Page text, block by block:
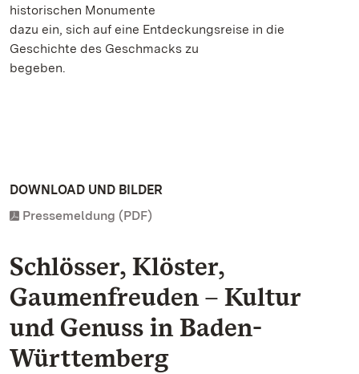
historischen Monumente
dazu ein, sich auf eine Entdeckungsreise in die
Geschichte des Geschmacks zu
begeben.
DOWNLOAD UND BILDER
Pressemeldung (PDF)
Schlösser, Klöster,
Gaumenfreuden – Kultur
und Genuss in Baden-
Württemberg